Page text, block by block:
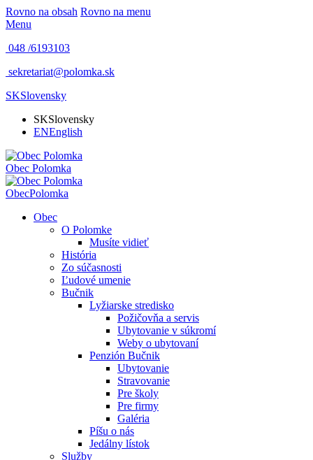
Rovno na obsah Rovno na menu
Menu
048 /6193103
sekretariat@polomka.sk
SKSlovensky
SKSlovensky
ENEnglish
Obec Polomka
ObecPolomka
Obec
O Polomke
Musíte vidieť
História
Zo súčasnosti
Ľudové umenie
Bučnik
Lyžiarske stredisko
Požičovňa a servis
Ubytovanie v súkromí
Weby o ubytovaní
Penzión Bučnik
Ubytovanie
Stravovanie
Pre školy
Pre firmy
Galéria
Píšu o nás
Jedálny lístok
Služby